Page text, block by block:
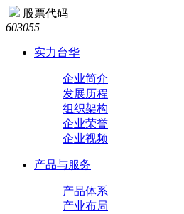
股票代码
603055
实力台华
企业简介
发展历程
组织架构
企业荣誉
企业视频
产品与服务
产品体系
产业布局